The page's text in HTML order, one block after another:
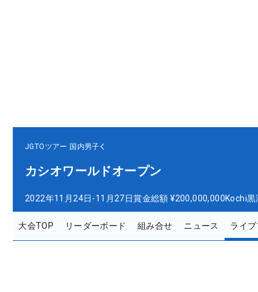
JGTOツアー 国内男子
カシオワールドオープン
2022年11月24日-11月27日賞金総額 ¥200,000,000Kochi黒
大会TOP リーダーボード 組み合せ ニュース ライブ